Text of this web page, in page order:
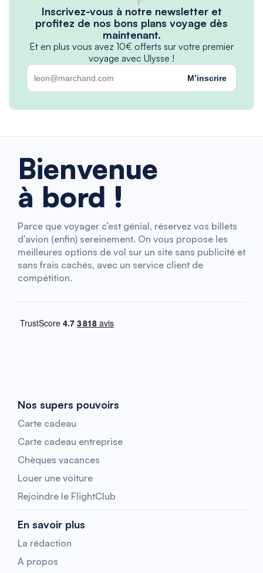
Inscrivez-vous à notre newsletter et
profitez de nos bons plans voyage dès
maintenant.
Et en plus vous avez 10€ offerts sur votre premier
voyage avec Ulysse !
M’inscrire
Bienvenue
à bord !
Parce que voyager c’est génial, réservez vos billets
d’avion (enfin) sereinement. On vous propose les
meilleures options de vol sur un site sans publicité et
sans frais cachés, avec un service client de
compétition.
Nos supers pouvoirs
Carte cadeau
Carte cadeau entreprise
Chèques vacances
Louer une voiture
Rejoindre le FlightClub
En savoir plus
La rédaction
A propos